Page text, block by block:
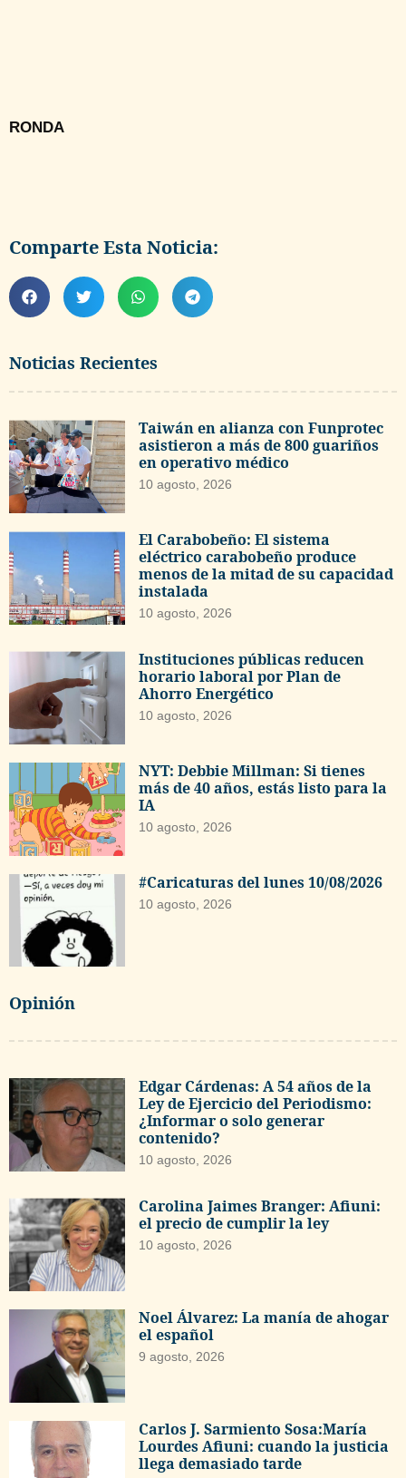
Noticias Recientes
Taiwán en alianza con Funprotec
asistieron a más de 800 guariños
en operativo médico
10 agosto, 2026
El Carabobeño: El sistema
eléctrico carabobeño produce
menos de la mitad de su capacidad
instalada
10 agosto, 2026
Instituciones públicas reducen
horario laboral por Plan de
Ahorro Energético
10 agosto, 2026
NYT: Debbie Millman: Si tienes
más de 40 años, estás listo para la
IA
10 agosto, 2026
#Caricaturas del lunes 10/08/2026
10 agosto, 2026
Opinión
Edgar Cárdenas: A 54 años de la
Ley de Ejercicio del Periodismo:
¿Informar o solo generar
contenido?
10 agosto, 2026
Carolina Jaimes Branger: Afiuni:
el precio de cumplir la ley
10 agosto, 2026
Noel Álvarez: La manía de ahogar
el español
9 agosto, 2026
Carlos J. Sarmiento Sosa:María
Lourdes Afiuni: cuando la justicia
llega demasiado tarde
RONDA
Comparte Esta Noticia: